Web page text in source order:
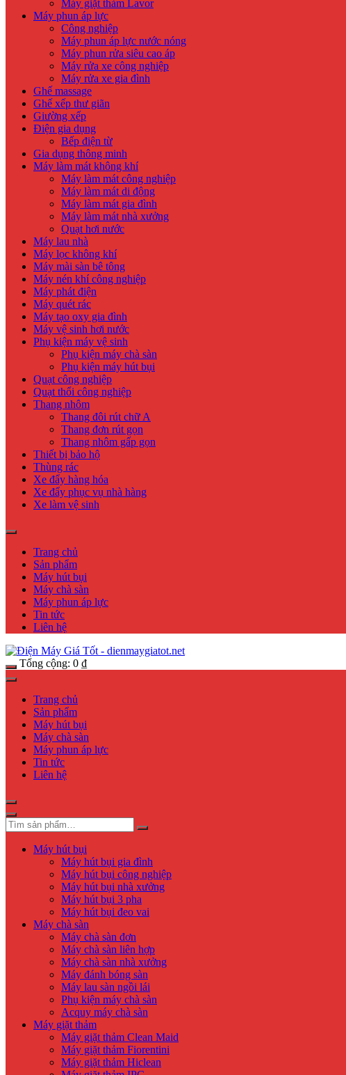
Máy giặt thảm Lavor
Máy phun áp lực
Công nghiệp
Máy phun áp lực nước nóng
Máy phun rửa siêu cao áp
Máy rửa xe công nghiệp
Máy rửa xe gia đình
Ghế massage
Ghế xếp thư giãn
Giường xếp
Điện gia dụng
Bếp điện từ
Gia dụng thông minh
Máy làm mát không khí
Máy làm mát công nghiệp
Máy làm mát di động
Máy làm mát gia đình
Máy làm mát nhà xưởng
Quạt hơi nước
Máy lau nhà
Máy lọc không khí
Máy mài sàn bê tông
Máy nén khí công nghiệp
Máy phát điện
Máy quét rác
Máy tạo oxy gia đình
Máy vệ sinh hơi nước
Phụ kiện máy vệ sinh
Phụ kiện máy chà sàn
Phụ kiện máy hút bụi
Quạt công nghiệp
Quạt thổi công nghiệp
Thang nhôm
Thang đôi rút chữ A
Thang đơn rút gọn
Thang nhôm gấp gọn
Thiết bị bảo hộ
Thùng rác
Xe đẩy hàng hóa
Xe đẩy phục vụ nhà hàng
Xe làm vệ sinh
Trang chủ
Sản phẩm
Máy hút bụi
Máy chà sàn
Máy phun áp lực
Tin tức
Liên hệ
Tổng cộng: 0 ₫
Trang chủ
Sản phẩm
Máy hút bụi
Máy chà sàn
Máy phun áp lực
Tin tức
Liên hệ
Máy hút bụi
Máy hút bụi gia đình
Máy hút bụi công nghiệp
Máy hút bụi nhà xưởng
Máy hút bụi 3 pha
Máy hút bụi đeo vai
Máy chà sàn
Máy chà sàn đơn
Máy chà sàn liên hợp
Máy chà sàn nhà xưởng
Máy đánh bóng sàn
Máy lau sàn ngồi lái
Phụ kiện máy chà sàn
Acquy máy chà sàn
Máy giặt thảm
Máy giặt thảm Clean Maid
Máy giặt thảm Fiorentini
Máy giặt thảm Hiclean